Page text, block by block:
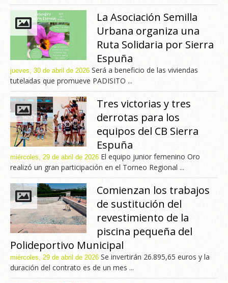
La Asociación Semilla
Urbana organiza una
Ruta Solidaria por Sierra
Espuña
jueves, 30 de abril de 2026 Será a beneficio de las viviendas
tuteladas que promueve PADISITO ...
Tres victorias y tres
derrotas para los
equipos del CB Sierra
Espuña
miércoles, 29 de abril de 2026 El equipo junior femenino Oro
realizó un gran participación en el Torneo Regional ...
Comienzan los trabajos
de sustitución del
revestimiento de la
piscina pequeña del
Polideportivo Municipal
miércoles, 29 de abril de 2026 Se invertirán 26.895,65 euros y la
duración del contrato es de un mes ...